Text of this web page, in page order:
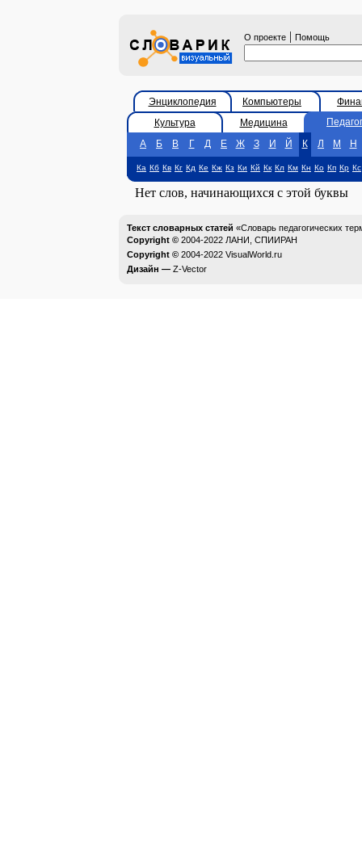
О проекте | Помощь
Энциклопедия Компьютеры
Культура
Медицина
А
Б В Г Д Е Ж З И Й К Л М Н
Ка Кб Кв Кг Кд Ке Кж Кз Ки Кй Кк Кл Км Кн Ко Кп Кр Кс
Нет слов, начинающихся с этой буквы
Текст словарных статей «Словарь педагогических
Copyright © 2004-2022 ЛАНИ, СПИИРАН
Copyright © 2004-2022 VisualWorld.ru
Дизайн — Z-Vector